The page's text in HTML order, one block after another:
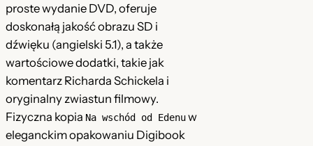
G
a
z
e
t
a
W
y
proste wydanie DVD, oferuje
doskonałą jakość obrazu SD i
dźwięku (angielski 5.1), a także
wartościowe dodatki, takie jak
komentarz Richarda Schickela i
oryginalny zwiastun filmowy.
Fizyczna kopia Na wschód od Edenuw
eleganckim opakowaniu Digibook